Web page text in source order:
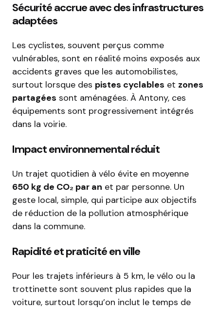
Sécurité accrue avec des infrastructures
adaptées
Les cyclistes, souvent perçus comme
vulnérables, sont en réalité moins exposés aux
accidents graves que les automobilistes,
surtout lorsque des pistes cyclables et zones
partagées sont aménagées. À Antony, ces
équipements sont progressivement intégrés
dans la voirie.
Impact environnemental réduit
Un trajet quotidien à vélo évite en moyenne
650 kg de CO₂ par an et par personne. Un
geste local, simple, qui participe aux objectifs
de réduction de la pollution atmosphérique
dans la commune.
Rapidité et praticité en ville
Pour les trajets inférieurs à 5 km, le vélo ou la
trottinette sont souvent plus rapides que la
voiture, surtout lorsqu’on inclut le temps de